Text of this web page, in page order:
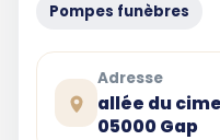
Pompes funèbres
Adresse
allée du
05000 Gap